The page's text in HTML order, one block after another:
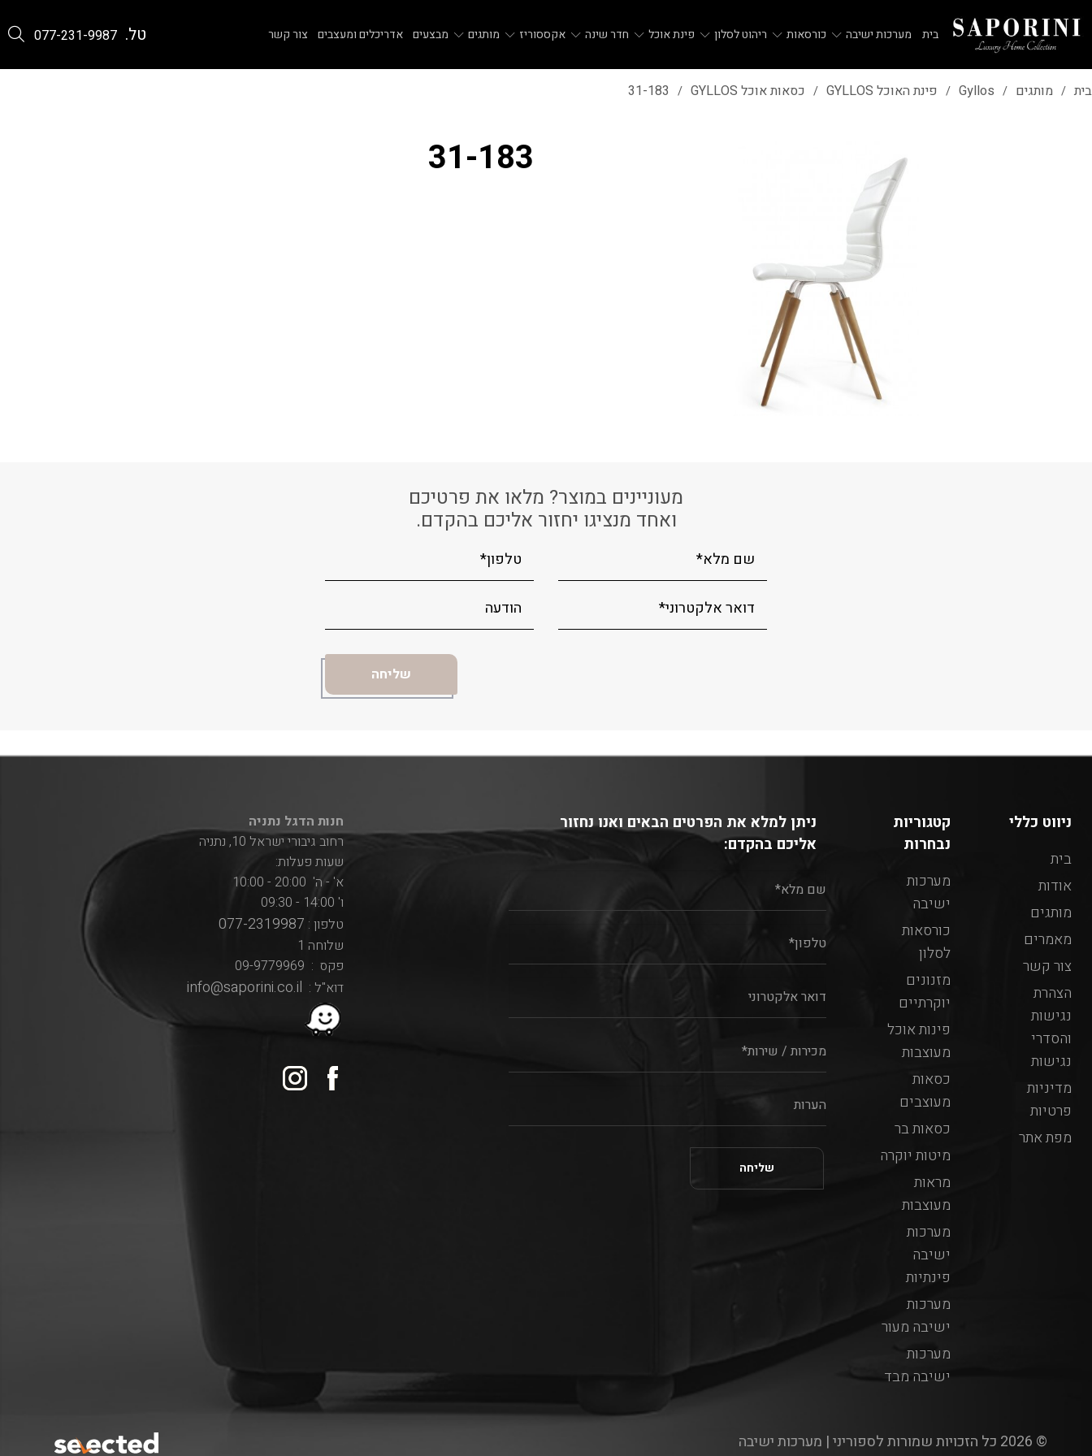
בית מערכות ישיבה כורסאות ריהוט לסלון פינת אוכל חדר שינה אקססוריז מותגים מבצעים אדריכלים ומעצבים צור קשר טל. 077-231-9987
בית / מותגים /
Gyllos
/ פינת האוכל GYLLOS / כסאות אוכל GYLLOS /
31-183
31-183
מעוניינים במוצר? מלאו את פרטיכם
ואחד מנציגו יחזור אליכם בהקדם.
ניווט כללי
בית
אודות
מותגים
מאמרים
צור קשר
הצהרת
נגישות
והסדרי
נגישות
מדיניות
פרטיות
מפת אתר
קטגוריות
נבחרות
מערכות
ישיבה
כורסאות
לסלון
מזנונים
יוקרתיים
פינות אוכל
מעוצבות
כסאות
מעוצבים
כסאות בר
מיטות יוקרה
מראות
מעוצבות
מערכות
ישיבה
פינתיות
מערכות
ישיבה מעור
מערכות
ישיבה מבד
ניתן למלא את הפרטים הבאים ואנו נחזור
אליכם בהקדם:
חנות הדגל נתניה
רחוב גיבורי ישראל 10, נתניה
שעות פעלות:
א' - ה' 20:00 - 10:00
ו' 14:00 - 09:30
טלפון : 077-2319987
שלוחה 1
פקס : 09-9779969
דוא"ל : info@saporini.co.il
© 2026 כל הזכויות שמורות לספוריני | מערכות ישיבה